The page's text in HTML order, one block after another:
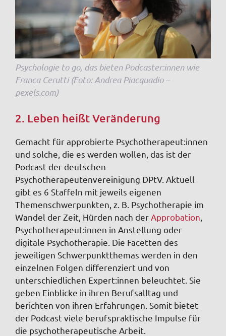
Psychologie to go, das bieten Podcaster:innen wie
Franca Cerutti (Foto: Andrea Piacquadio –
pexels.com)
2. Leben heißt Veränderung
Gemacht für approbierte Psychotherapeut:innen
und solche, die es werden wollen, das ist der
Podcast der deutschen
Psychotherapeutenvereinigung DPtV. Aktuell
gibt es 6 Staffeln mit jeweils eigenen
Themenschwerpunkten, z. B. Psychotherapie im
Wandel der Zeit, Hürden nach der Approbation
Psychotherapeut:innen in Anstellung oder
digitale Psychotherapie. Die Facetten des
jeweiligen Schwerpunktthemas werden in den
einzelnen Folgen differenziert und von
unterschiedlichen Expert:innen beleuchtet. Sie
geben Einblicke in ihren Berufsalltag und
berichten von ihren Erfahrungen. Somit bietet
der Podcast viele berufspraktische Impulse für
die psychotherapeutische Arbeit.